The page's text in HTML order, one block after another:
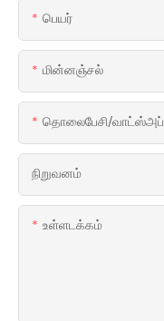
பெயர்
மின்னஞ்சல்
தொலைபேசி/வாட்ஸ்அப்
நிறுவனம்
உள்ளடக்கம்